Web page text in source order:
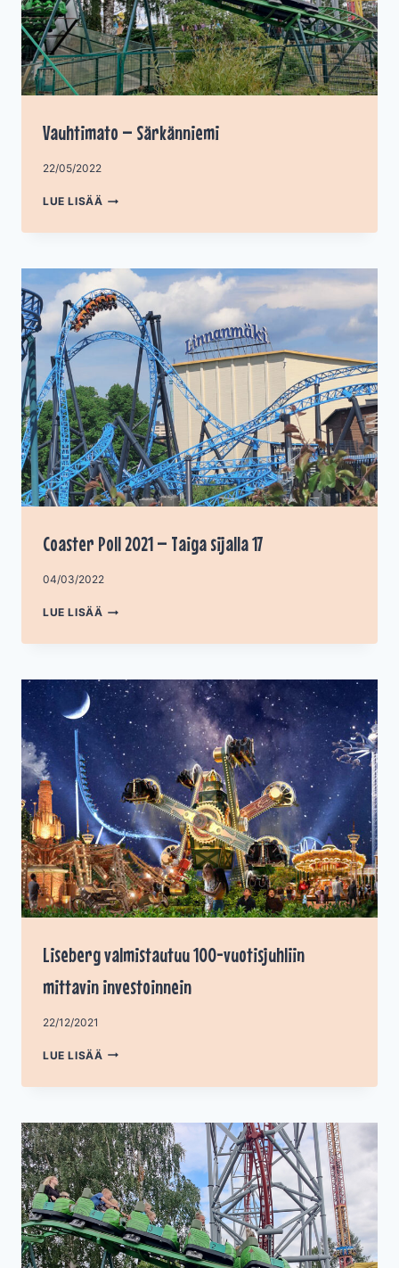
Vauhtimato – Särkänniemi
Tekijä
22/05/2022
LUE LISÄÄ VAUHTIMATO
SÄRKÄNNIEMI
Coaster Poll 2021 – Taiga sijalla 17
Tekijä
04/03/2022
LUE LISÄÄ COASTER
2021
TAIGA
SIJALLA
17
Liseberg valmistautuu 100-vuotisjuhliin
mittavin investoinnein
Tekijä
22/12/2021
LUE LISÄÄ LISEBERG
100-
INVESTOINNEIN